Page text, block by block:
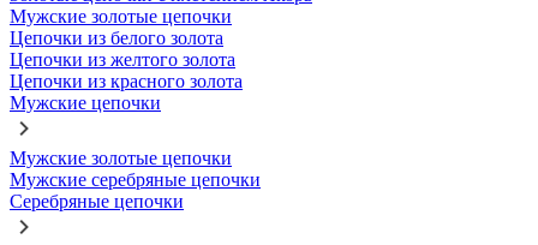
Мужские золотые цепочки
Цепочки из белого золота
Цепочки из желтого золота
Цепочки из красного золота
Мужские цепочки
Мужские золотые цепочки
Мужские серебряные цепочки
Серебряные цепочки